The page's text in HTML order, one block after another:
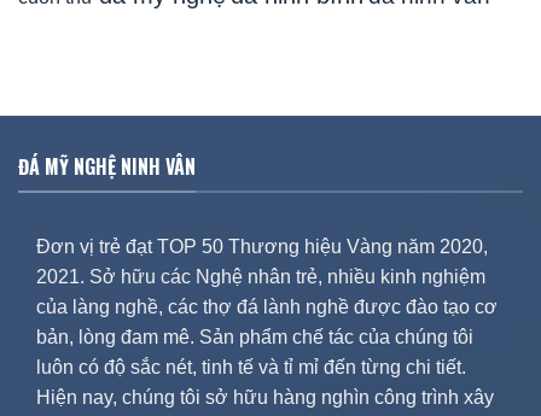
ĐÁ MỸ NGHỆ NINH VÂN
Đơn vị trẻ đạt TOP 50 Thương hiệu Vàng năm 2020,
2021. Sở hữu các Nghệ nhân trẻ, nhiều kinh nghiệm
của làng nghề, các thợ đá lành nghề được đào tạo cơ
bản, lòng đam mê. Sản phẩm chế tác của chúng tôi
luôn có độ sắc nét, tinh tế và tỉ mỉ đến từng chi tiết.
Hiện nay, chúng tôi sở hữu hàng nghìn công trình xây